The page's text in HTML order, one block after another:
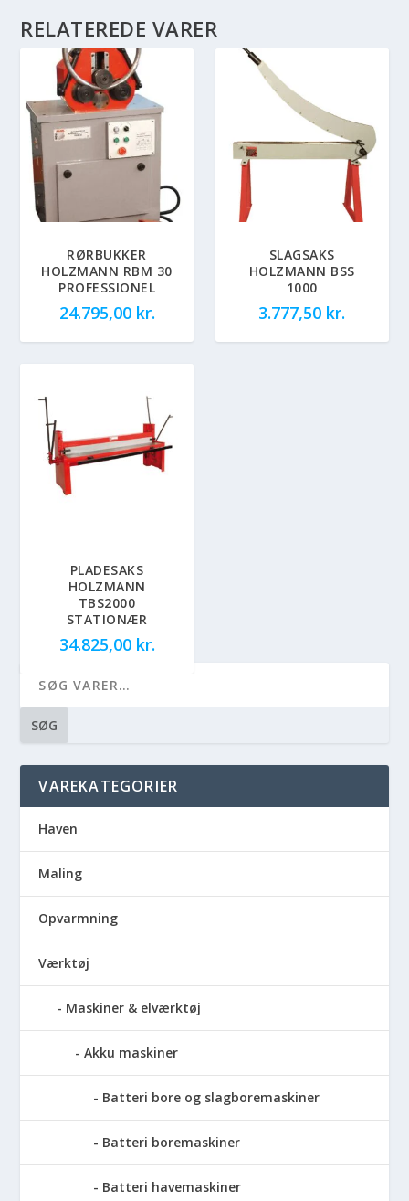
RELATEREDE VARER
RØRBUKKER
HOLZMANN RBM 30
PROFESSIONEL
24.795,00 kr.
SLAGSAKS
HOLZMANN BSS
1000
3.777,50 kr.
PLADESAKS
HOLZMANN
TBS2000
STATIONÆR
34.825,00 kr.
SØG
VAREKATEGORIER
Haven
Maling
Opvarmning
Værktøj
Maskiner & elværktøj
Akku maskiner
Batteri bore og slagboremaskiner
Batteri boremaskiner
Batteri havemaskiner